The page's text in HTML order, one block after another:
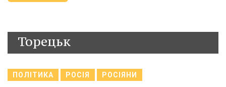
Торецьк
ПОЛІТИКА РОСІЯ РОСІЯНИ